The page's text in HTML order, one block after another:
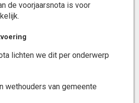
de voorjaarsnota is voor
lichten we dit per onderwerp
wethouders van gemeente